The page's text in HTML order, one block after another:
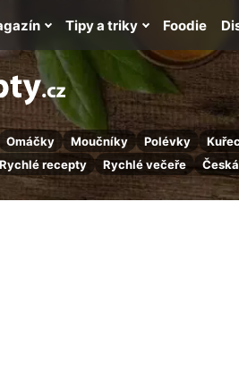
Omáčky Moučníky Polévky
Rychlé recepty Rychlé večeře
Tipy a triky Foodie